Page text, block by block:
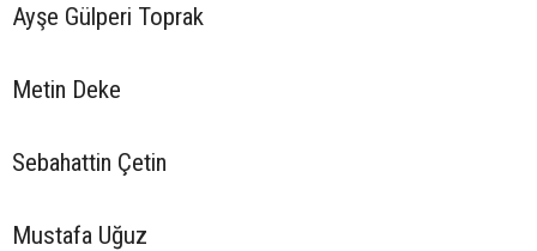
Ayşe Gülperi Toprak
Metin Deke
Sebahattin Çetin
Mustafa Uğuz